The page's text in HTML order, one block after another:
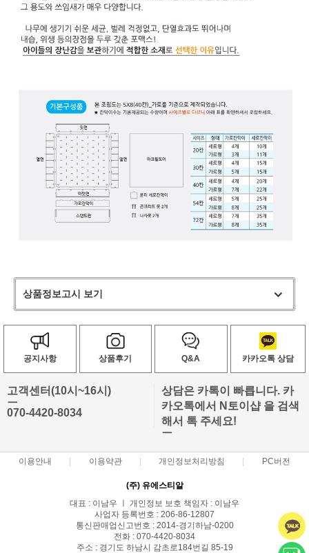
상품정보고시 보기
공지사항 상품후기 Q&A 카카오톡 상담
고객센터(10시~16시)
ㅡ
070-4420-8034
상담은 카톡이 빠릅니다. 카
카오톡에서 N토이샵 을 검색
해서 톡 주세요!
ㅡ
이용안내 이용약관 개인정보처리방침 PC버전
(주) 유에스티알
대표 : 이남우 ㅣ 개인정보 보호 책임자 : 이남우
사업자 등록번호 : 206-86-12807
통신판매업신고번호 : 2014-경기하남-0200
전화 : 070-4420-8034
주소 : 경기도 하남시 감초로184번길 85-19